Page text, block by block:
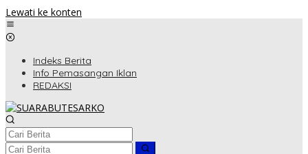
Lewati ke konten
Indeks Berita
Info Pemasangan Iklan
REDAKSI